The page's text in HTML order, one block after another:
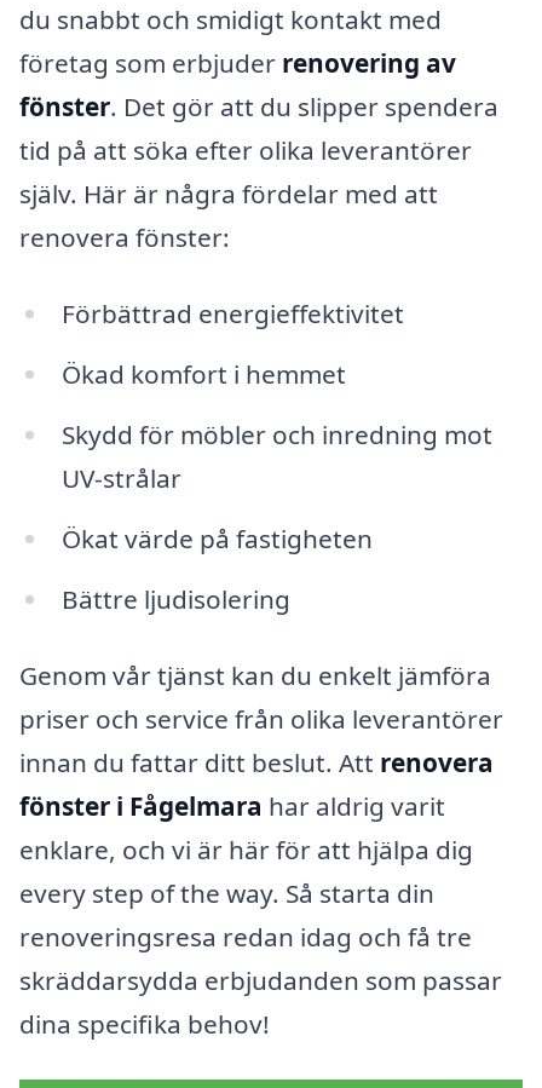
du snabbt och smidigt kontakt med
företag som erbjuder renovering av
fönster. Det gör att du slipper spendera
tid på att söka efter olika leverantörer
själv. Här är några fördelar med att
renovera fönster:
Förbättrad energieffektivitet
Ökad komfort i hemmet
Skydd för möbler och inredning mot
UV-strålar
Ökat värde på fastigheten
Bättre ljudisolering
Genom vår tjänst kan du enkelt jämföra
priser och service från olika leverantörer
innan du fattar ditt beslut. Att renovera
fönster i Fågelmara har aldrig varit
enklare, och vi är här för att hjälpa dig
every step of the way. Så starta din
renoveringsresa redan idag och få tre
skräddarsydda erbjudanden som passar
dina specifika behov!